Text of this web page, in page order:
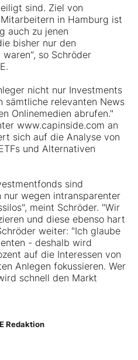
sind. Ziel von
in Hamburg ist
auch zu jenen
bisher nur den
so Schröder
nicht nur Investments
sämtliche relevanten News
Onlinemedien abrufen."
www.capinside.com an
sich auf die Analyse von
und Alternativen
sind
wegen intransparenter
meint Schröder. "Wir
und diese ebenso hart
weiter: "Ich glaube
- deshalb wird
auf die Interessen von
Anlegen fokussieren. Wer
schnell den Markt
Redaktion